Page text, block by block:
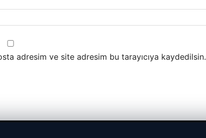
adresim ve site adresim bu tarayıcıya kaydedilsin.